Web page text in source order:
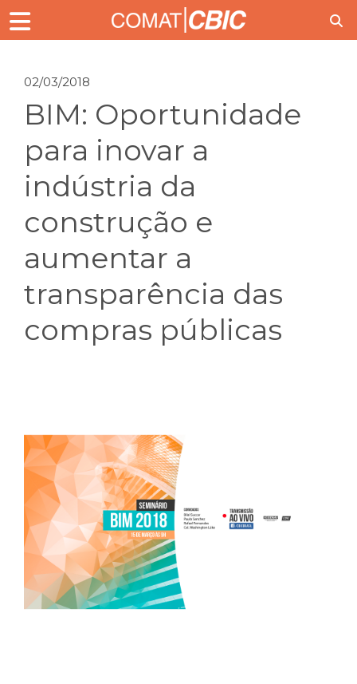
02/03/2018
BIM: Oportunidade
para inovar a
indústria da
construção e
aumentar a
transparência das
compras públicas